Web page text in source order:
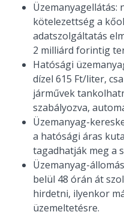
Üzemanyagellátás:
kötelezettség a
adatszolgáltatás
2 milliárd forintig
Hatósági
dízel 615 Ft/liter,
járművek
szabályozva,
Üzemanyag-
a hatósági áras
tagadhatják meg a
Üzemanyag-
belül 48 órán át
hirdetni, ilyenkor
üzemeltetésre.